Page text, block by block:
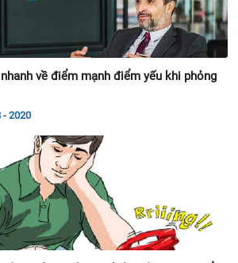
2020
vấn bao lâu có kết quả từ nhà tuyển